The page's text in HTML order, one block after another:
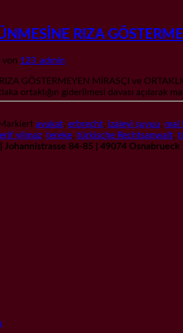
RIZA
von 123_admin
GÖSTERMEYEN MİRASÇI ve
ortaklığın giderilmesi davası açılarak
Markiert avukat, erbrecht, izaleyi şuyuu, mal
yilmaz, tereke, türkische Rechtsanwalt,
Johannistrasse 84-85 | 49074